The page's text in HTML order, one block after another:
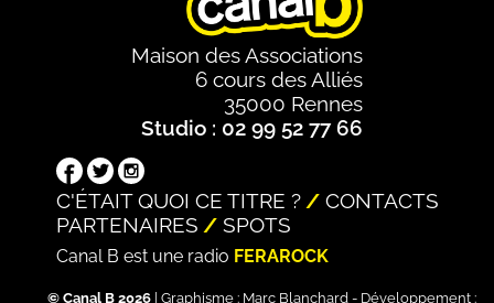
Maison des Associations
6 cours des Alliés
35000 Rennes
Studio : 02 99 52 77 66
C'ÉTAIT QUOI CE TITRE ?
CONTACTS
PARTENAIRES
SPOTS
Canal B est une radio FERAROCK
© Canal B 2026 | Graphisme : Marc Blanchard - Développement :